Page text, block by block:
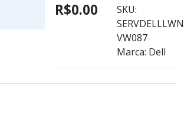
R$0.00
SKU:
VW087
Marca: Dell